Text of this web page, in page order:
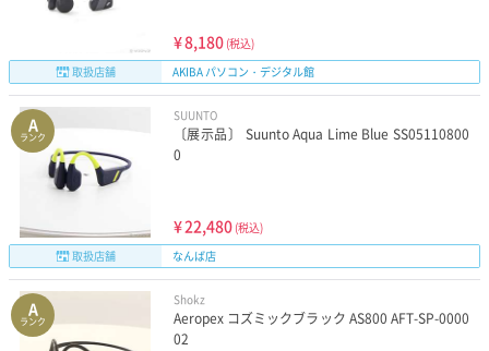
¥8,180 (税込)
取扱店舗
AKIBA パソコン・デジタル館
A
ランク
SUUNTO
〔展示品〕 Suunto Aqua Lime Blue SS05110800
0
¥22,480 (税込)
取扱店舗
なんば店
A
ランク
Shokz
Aeropex コズミックブラック AS800 AFT-SP-0000
02